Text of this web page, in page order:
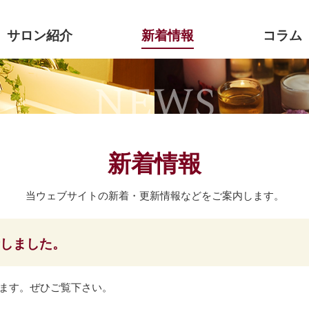
サロン紹介 新着情報 コラム
新着情報
当ウェブサイトの新着・更新情報などをご案内します。
ました。
す。ぜひご覧下さい。